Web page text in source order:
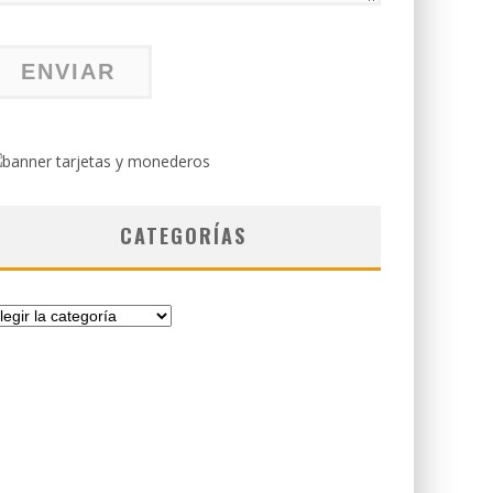
CATEGORÍAS